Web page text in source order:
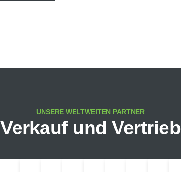
UNSERE WELTWEITEN PARTNER
Verkauf und Vertrieb